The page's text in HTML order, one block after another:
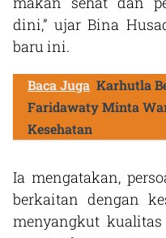
dini,” ujar Bina
baru ini.
Baca Juga Karhutla
Faridawaty Minta
Kesehatan
Ia mengatakan,
berkaitan dengan
menyangkut